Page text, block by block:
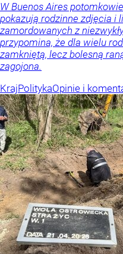
W Buenos Aires
pokazują rodzinne zdjęcia i
zamordowanych z
przypomina, że dla wielu
zamkniętą, lecz bolesną
zagojona.
KrajPolitykaOpinie i